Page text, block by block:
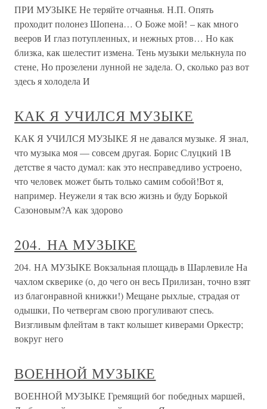
ПРИ МУЗЫКЕ Не теряйте отчаянья. Н.П. Опять
проходит полонез Шопена… О Боже мой! – как много
вееров И глаз потупленных, и нежных ртов… Но как
близка, как шелестит измена. Тень музыки мелькнула по
стене, Но прозелени лунной не задела. О, сколько раз вот
здесь я холодела И
КАК Я УЧИЛСЯ МУЗЫКЕ
КАК Я УЧИЛСЯ МУЗЫКЕ Я не давался музыке. Я знал,
что музыка моя — совсем другая. Борис Слуцкий 1В
детстве я часто думал: как это несправедливо устроено,
что человек может быть только самим собой!Вот я,
например. Неужели я так всю жизнь и буду Борькой
Сазоновым?А как здорово
204. НА МУЗЫКЕ
204. НА МУЗЫКЕ Вокзальная площадь в Шарлевиле На
чахлом скверике (о, до чего он весь Прилизан, точно взят
из благонравной книжки!) Мещане рыхлые, страдая от
одышки, По четвергам свою прогуливают спесь.
Визгливым флейтам в такт колышет киверами Оркестр;
вокруг него
ВОЕННОЙ МУЗЫКЕ
ВОЕННОЙ МУЗЫКЕ Гремящий бог победных маршей,